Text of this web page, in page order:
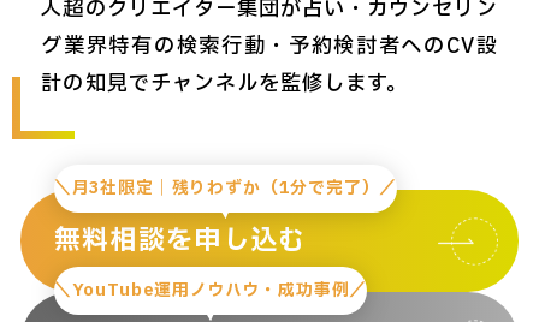
人超のクリエイター集団が占い・カウンセリン
グ業界特有の検索行動・予約検討者へのCV設
計の知見でチャンネルを監修します。
＼月3社限定｜残りわずか（1分で完了）／
無料相談を申し込む
＼YouTube運用ノウハウ・成功事例／